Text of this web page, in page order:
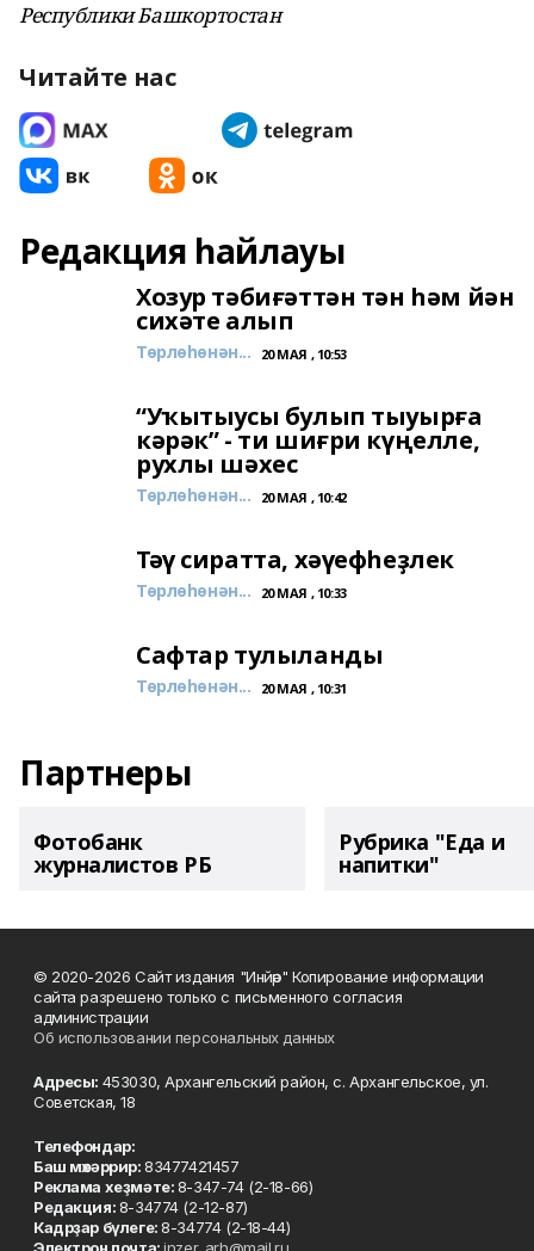
Республики Башкортостан
Читайте нас
Редакция һайлауы
Хозур тәбиғәттән тән һәм йән
сихәте алып
Төрлөһөнән... 20 МАЯ , 10:53
“Уҡытыусы булып тыуырға
кәрәк” - ти шиғри күңелле,
рухлы шәхес
Төрлөһөнән... 20 МАЯ , 10:42
Тәү сиратта, хәүефһеҙлек
Төрлөһөнән... 20 МАЯ , 10:33
Сафтар тулыланды
Төрлөһөнән... 20 МАЯ , 10:31
Партнеры
Фотобанк
журналистов РБ
Рубрика "Еда и
напитки"
© 2020-2026 Сайт издания "Инйәр" Копирование информации
сайта разрешено только с письменного согласия
администрации
Об использовании персональных данных
Адресы: 453030, Архангельский район, с. Архангельское, ул.
Советская, 18
Телефондар:
Баш мөхәррир:83477421457
Реклама хеҙмәте:8-347-74 (2-18-66)
Редакция:8-34774 (2-12-87)
Кадрҙар бүлеге:8-34774 (2-18-44)